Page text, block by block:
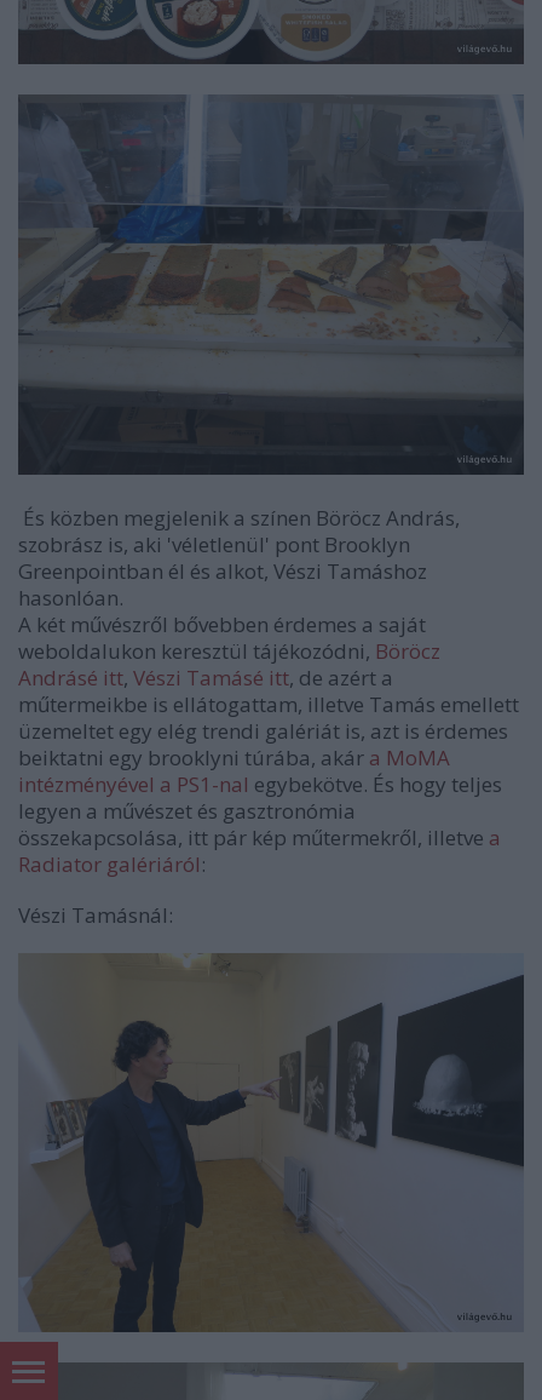
És közben megjelenik a színen Böröcz András,
szobrász is, aki 'véletlenül' pont Brooklyn
Greenpointban él és alkot, Vészi Tamáshoz
hasonlóan.
A két művészről bővebben érdemes a saját
weboldalukon keresztül tájékozódni, Böröcz
Andrásé itt, Vészi Tamásé itt, de azért a
műtermeikbe is ellátogattam, illetve Tamás emellett
üzemeltet egy elég trendi galériát is, azt is érdemes
beiktatni egy brooklyni túrába, akár a MoMA
intézményével a PS1-nal egybekötve. És hogy teljes
legyen a művészet és gasztronómia
összekapcsolása, itt pár kép műtermekről, illetve a
Radiator galériáról:
Vészi Tamásnál: